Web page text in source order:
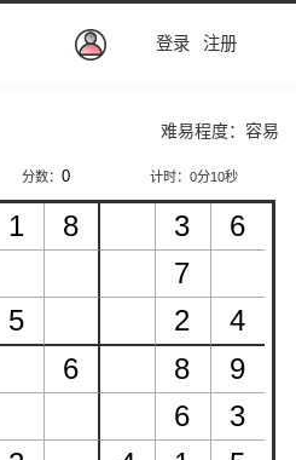
登录 注册
难易程度：容易
分数： 计时：0分10秒